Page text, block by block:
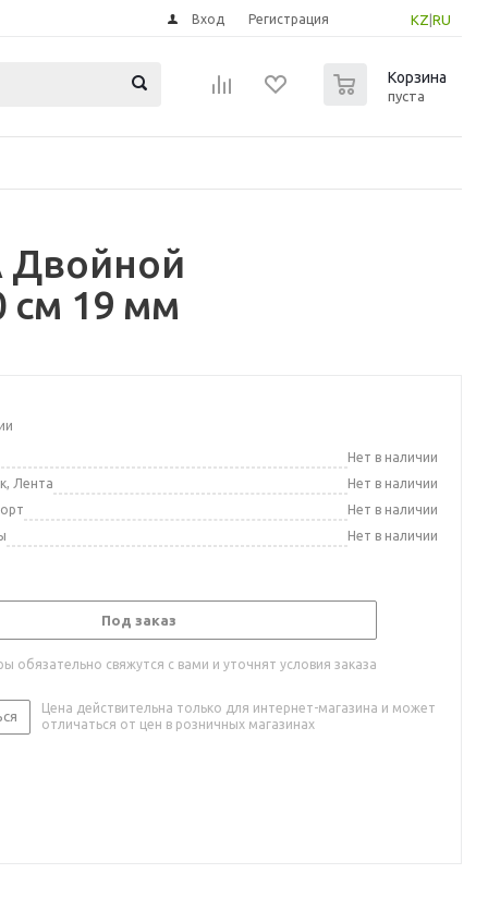
KZ RU
Вход Регистрация
Корзина
пуста
Двойной
см 19 мм
Нет в наличии
Лента
Нет в наличии
Нет в наличии
Нет в наличии
Под заказ
обязательно свяжутся с вами и уточнят условия заказа
Цена действительна только для интернет-магазина и может
отличаться от цен в розничных магазинах